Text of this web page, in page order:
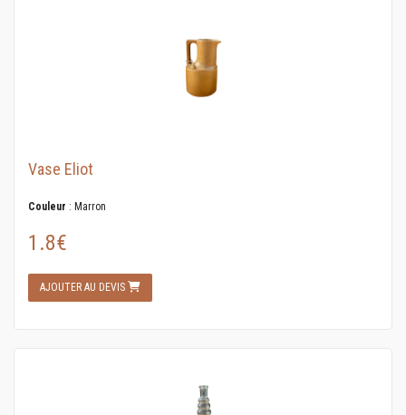
Vase Eliot
Couleur : Marron
1.8€
AJOUTER AU DEVIS